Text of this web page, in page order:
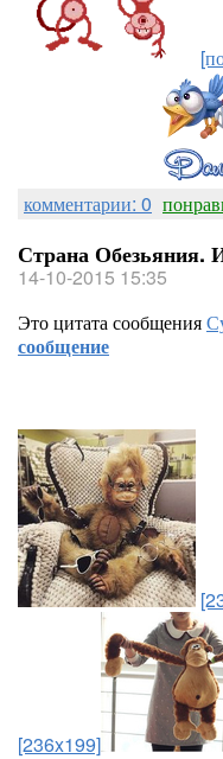
комментарии: 0
Страна Обезьяния.
14-10-2015 15:35
Это цитата сообщения
сообщение
[236x199]